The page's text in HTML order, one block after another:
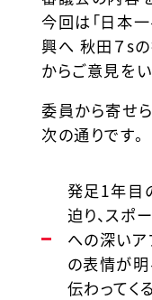
今回は「日本
興へ 秋田７sの
からご意見を
委員から寄せ
次の通りです。
発足1年目
迫り、スポ
への深い
の表情が明
伝わってく